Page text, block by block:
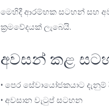
මෙහිදී ආරම්භක සටහන් සහ
ක්‍රමවේදයක් ලැබෙයි.
අවසන් කළ
• පෙර සේවායෝජකයාට දැනුම්
• අවසාන වැටුප් සටහන